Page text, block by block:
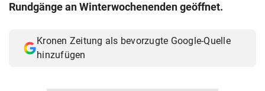
Rundgänge an Winterwochenenden geöffnet.
Kronen Zeitung als bevorzugte Google-Quelle
hinzufügen